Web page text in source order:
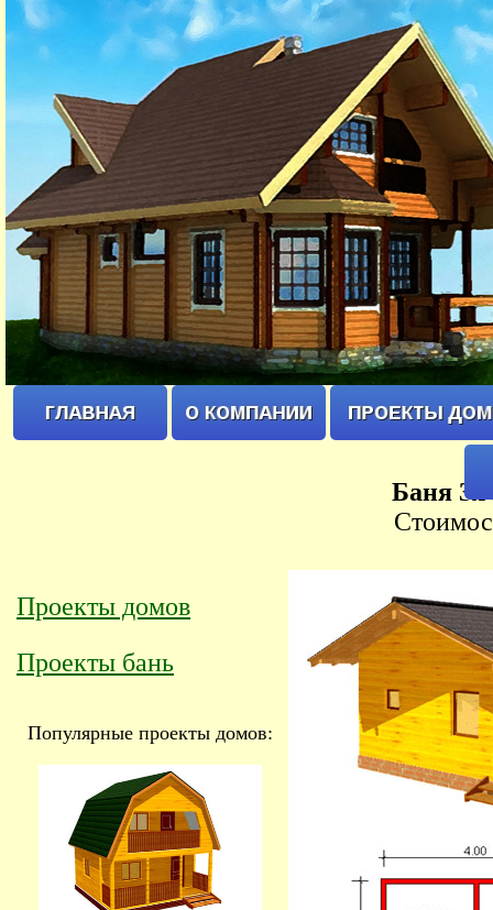
Баня
Проекты домов
Проекты бань
Популярные проекты домов: